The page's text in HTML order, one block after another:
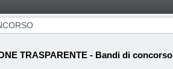
TRASPARENTE - Bandi di concorso